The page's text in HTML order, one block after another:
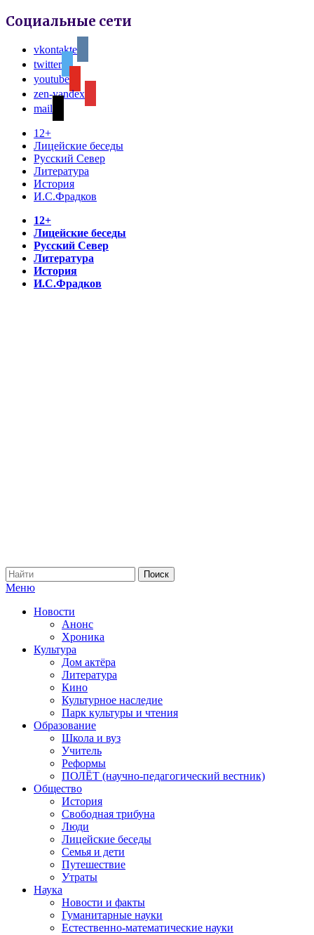
Социальные сети
vkontakte
twitter
youtube
zen-yandex
mail
12+
Лицейские беседы
Русский Север
Литература
История
И.С.Фрадков
12+
Лицейские беседы
Русский Север
Литература
История
И.С.Фрадков
Меню
Новости
Анонс
Хроника
Культура
Дом актёра
Литература
Кино
Культурное наследие
Парк культуры и чтения
Образование
Школа и вуз
Учитель
Реформы
ПОЛЁТ (научно-педагогический вестник)
Общество
История
Свободная трибуна
Люди
Лицейские беседы
Семья и дети
Путешествие
Утраты
Наука
Новости и факты
Гуманитарные науки
Естественно-математические науки